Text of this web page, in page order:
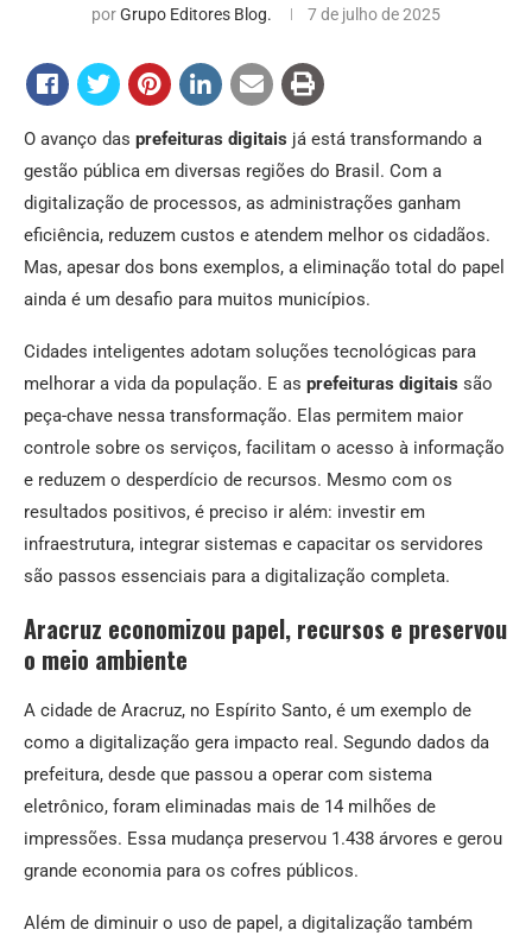
porGrupo Editores Blog. 7 de julho de 2025
O avanço das prefeituras digitais já está transformando a
gestão pública em diversas regiões do Brasil. Com a
digitalização de processos, as administrações ganham
eficiência, reduzem custos e atendem melhor os cidadãos.
Mas, apesar dos bons exemplos, a eliminação total do papel
ainda é um desafio para muitos municípios.
Cidades inteligentes adotam soluções tecnológicas para
melhorar a vida da população. E as prefeituras digitais são
peça-chave nessa transformação. Elas permitem maior
controle sobre os serviços, facilitam o acesso à informação
e reduzem o desperdício de recursos. Mesmo com os
resultados positivos, é preciso ir além: investir em
infraestrutura, integrar sistemas e capacitar os servidores
são passos essenciais para a digitalização completa.
Aracruz economizou papel, recursos e preservou
o meio ambiente
A cidade de Aracruz, no Espírito Santo, é um exemplo de
como a digitalização gera impacto real. Segundo dados da
prefeitura, desde que passou a operar com sistema
eletrônico, foram eliminadas mais de 14 milhões de
impressões. Essa mudança preservou 1.438 árvores e gerou
grande economia para os cofres públicos.
Além de diminuir o uso de papel, a digitalização também